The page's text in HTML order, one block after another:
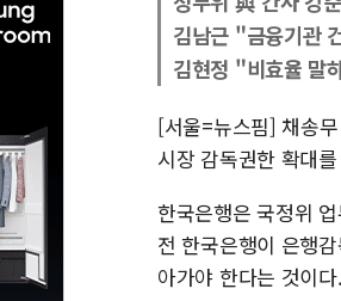
김남근 "금융기관
김현정 "비효율 말
[서울=뉴스핌] 채송
시장 감독권한 확대
한국은행은 국정위
전 한국은행이 은행
아가야 한다는 것이다.